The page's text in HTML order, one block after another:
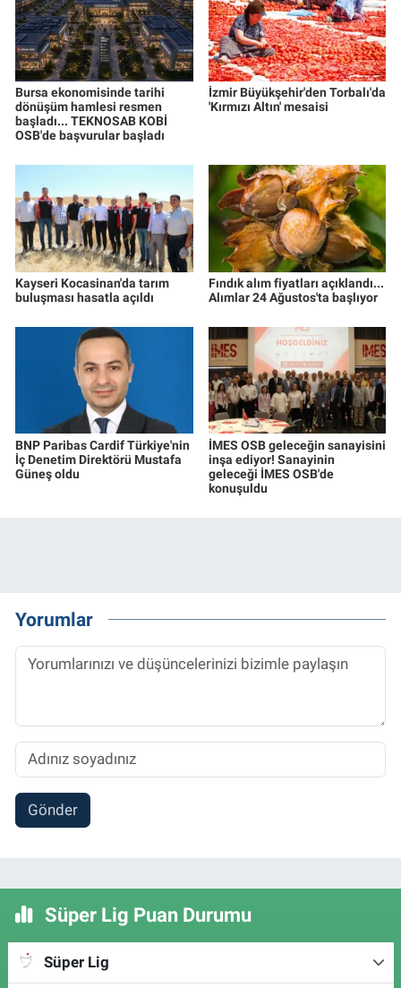
Bursa ekonomisinde tarihi
dönüşüm hamlesi resmen
başladı... TEKNOSAB KOBİ
OSB'de başvurular başladı
İzmir Büyükşehir'den Torbalı'da
'Kırmızı Altın' mesaisi
Kayseri Kocasinan'da tarım
buluşması hasatla açıldı
Fındık alım fiyatları açıklandı...
Alımlar 24 Ağustos'ta başlıyor
BNP Paribas Cardif Türkiye'nin
İç Denetim Direktörü Mustafa
Güneş oldu
İMES OSB geleceğin sanayisini
inşa ediyor! Sanayinin
geleceği İMES OSB'de
konuşuldu
Yorumlar
Gönder
Süper Lig Puan Durumu
Süper Lig